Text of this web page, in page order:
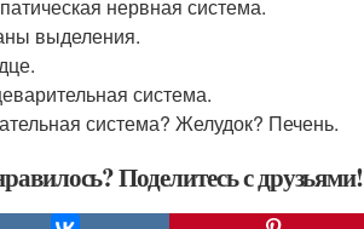
нервная система.
выделения.
система.
система? Желудок? Печень.
Поделитесь с друзьями!